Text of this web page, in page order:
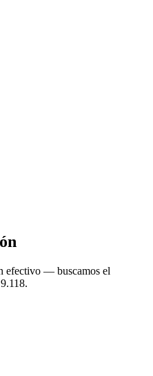
efectivo — buscamos el